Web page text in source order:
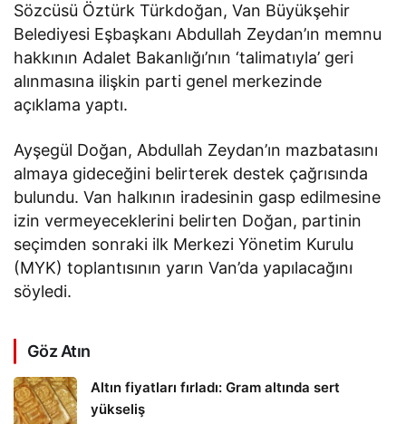
Sözcüsü Öztürk Türkdoğan, Van Büyükşehir
Belediyesi Eşbaşkanı Abdullah Zeydan’ın memnu
hakkının Adalet Bakanlığı’nın ‘talimatıyla’ geri
alınmasına ilişkin parti genel merkezinde
açıklama yaptı.
Ayşegül Doğan, Abdullah Zeydan’ın mazbatasını
almaya gideceğini belirterek destek çağrısında
bulundu. Van halkının iradesinin gasp edilmesine
izin vermeyeceklerini belirten Doğan, partinin
seçimden sonraki ilk Merkezi Yönetim Kurulu
(MYK) toplantısının yarın Van’da yapılacağını
söyledi.
Göz Atın
Altın fiyatları fırladı: Gram altında sert
yükseliş